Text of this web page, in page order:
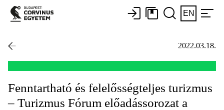
EN
2022.03.18.
Fenntartható és felelősségteljes turizmus
– Turizmus Fórum előadássorozat a